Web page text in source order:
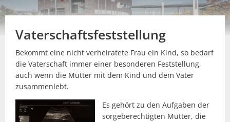
Vaterschaftsfeststellung
Bekommt eine nicht verheiratete Frau ein Kind, so bedarf
die Vaterschaft immer einer besonderen Feststellung,
auch wenn die Mutter mit dem Kind und dem Vater
zusammenlebt.
Es gehört zu den Aufgaben der
sorgeberechtigten Mutter, die